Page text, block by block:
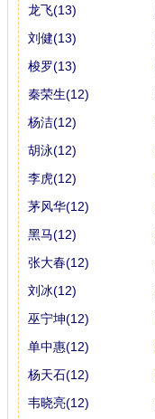
龙飞(13)
刘健(13)
梭罗(13)
秦荣生(12)
杨洁(12)
胡泳(12)
李虎(12)
茅风华(12)
黑马(12)
张大春(12)
刘冰(12)
巫宁坤(12)
单中惠(12)
杨天石(12)
韦晓亮(12)